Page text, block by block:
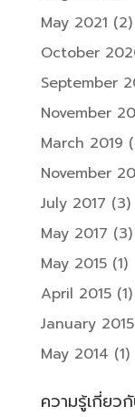
May 2021 (2)
October
September
November
March 2019
November
July 2017 (3)
May 2017 (3)
May 2015(1)
April 2015(1)
January 2015
May 2014 (1)
ความรู้เกี่ยว